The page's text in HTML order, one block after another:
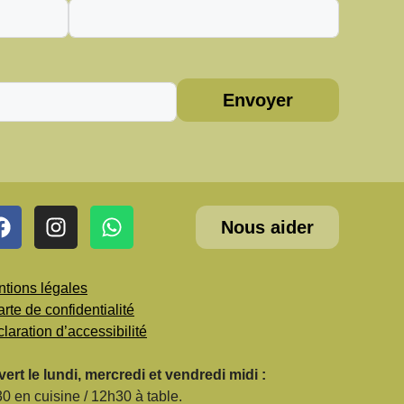
Envoyer
Nous aider
légales
de confidentialité
d’accessibilité
le lundi, mercredi et vendredi midi :
en cuisine / 12h30 à table.